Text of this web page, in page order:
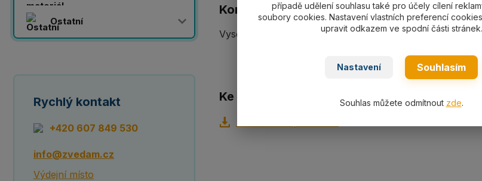
Ostatní
Rychlý kontakt
+420 607 849 530
info@zvedam.cz
Výdejní místo
Kompletní specifikace
Vysokopevnostní třmen SH05S-SH55S s nosností 500-
Ke stažení
případě udělení souhlasu také pro účely cílení
soubory cookies. Nastavení vlastních preferencí
upravit odkazem ve spodní části stránek.
Nastavení Souhlasím
Souhlas můžete odmítnout zde.